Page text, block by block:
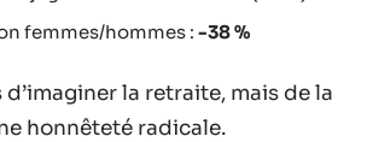
femmes/hommes : -38 %
d’imaginer la retraite, mais de la
honnêteté radicale.